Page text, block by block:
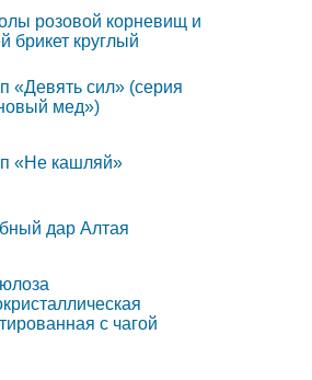
розовой корневищ и
брикет круглый
«Девять сил» (серия
мед»)
«Не кашляй»
дар Алтая
с чагой